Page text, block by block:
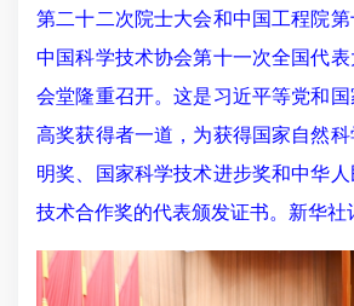
第二十二次院士大会和中国工程院第
中国科学技术协会第十一次全国代
会堂隆重召开。这是习近平等党和
高奖获得者一道，为获得国家自然
明奖、国家科学技术进步奖和中华
技术合作奖的代表颁发证书。新华社